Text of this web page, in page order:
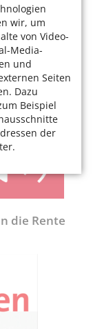
wir, um
von Video-
Media-
und
Seiten
Dazu
Beispiel
der
die Rente